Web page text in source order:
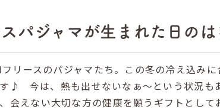
パジャマが生まれた日のは
リースのパジャマたち。この冬の冷え込みに
♪ 今は、熱も出せないなぁ～という状況も
会えない大切な方の健康を願うギフトとして